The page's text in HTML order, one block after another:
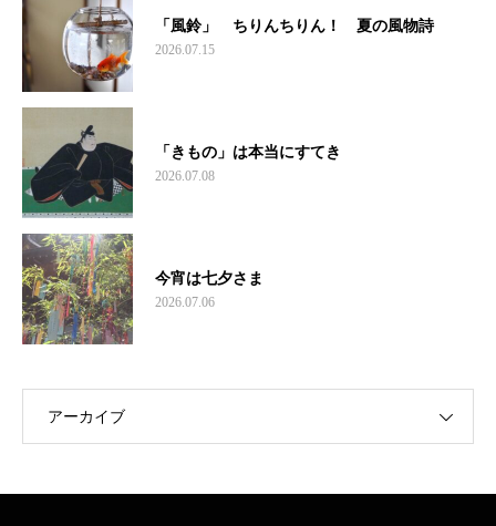
「風鈴」 ちりんちりん！ 夏の風物詩
2026.07.15
「きもの」は本当にすてき
2026.07.08
今宵は七夕さま
2026.07.06
アーカイブ